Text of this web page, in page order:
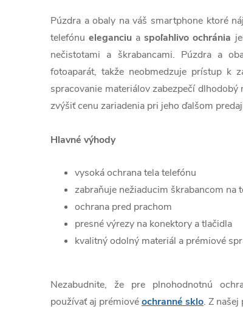
Púzdra a obaly na váš smartphone ktoré
telefónueleganciu aspoľahlivo ochránia
nečistotami a škrabancami. Púzdra a
fotoaparát, takže neobmedzuje prístup k
spracovanie materiálov zabezpečí
zvýšiť cenu zariadenia pri jeho ďalšom
Hlavné výhody
vysoká ochrana tela telefónu
zabraňuje nežiaducim škrabancom na
ochrana pred prachom
presné výrezy na konektory a tlačidla
kvalitný odolný materiál a prémiové
Nezabudnite, že pre plnohodnotnú
používať aj prémiovéochranné sklo. Z